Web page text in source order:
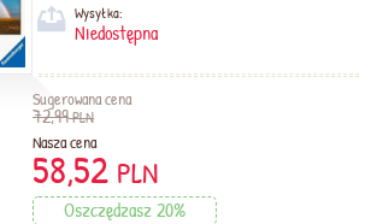
Wysyłka:
Niedostępna
Sugerowana cena
72,99PLN
Nasza cena
58,52 PLN
Oszczędzasz 20%